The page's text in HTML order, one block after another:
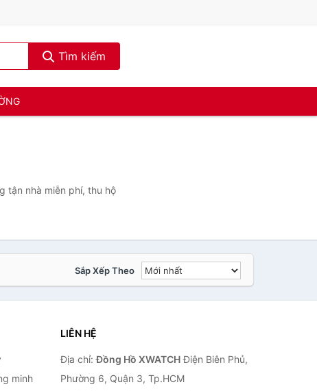
Tìm kiếm
tận nhà miễn phí, thu hộ
Sắp Xếp Theo
minh
LIÊN HỆ
Địa chỉ:Đồng Hồ XWATCHĐiện Biên Phủ,
Phường 6, Quận 3, Tp.HCM